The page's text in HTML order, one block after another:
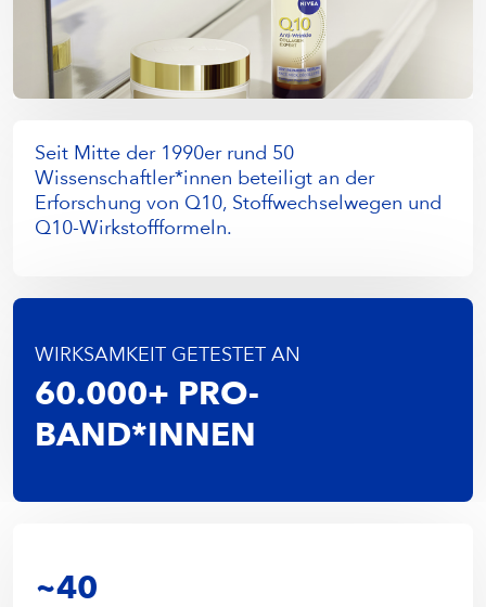
Seit Mitte der 1990er rund 50
Wissenschaftler*innen beteiligt an der
Erforschung von Q10, Stoffwechselwegen und
Q10-Wirkstoffformeln.
60.000+ PRO­­­­­­­
BAND*INNEN
WIRKSAMKEIT GETESTET AN
~40